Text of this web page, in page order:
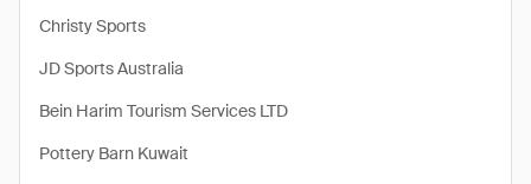
Christy Sports
JD Sports Australia
Bein Harim Tourism Services LTD
Pottery Barn Kuwait